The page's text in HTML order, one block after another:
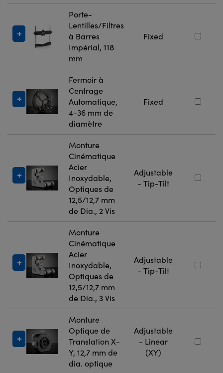
Porte-
Lentilles/Filtres
à Barres
Impérial, 118
mm
Fixed
Fermoir à
Centrage
Automatique,
4-36 mm de
diamètre
Fixed
Monture
Cinématique
Acier
Inoxydable,
Optiques de
12,5/12,7 mm
de Dia., 2 Vis
Adjustable
- Tip-Tilt
Monture
Cinématique
Acier
Inoxydable,
Optiques de
12,5/12,7 mm
de Dia., 3 Vis
Adjustable
- Tip-Tilt
Monture
Optique de
Translation X-
Y, 12,7 mm de
dia. optique
Adjustable
- Linear
(XY)